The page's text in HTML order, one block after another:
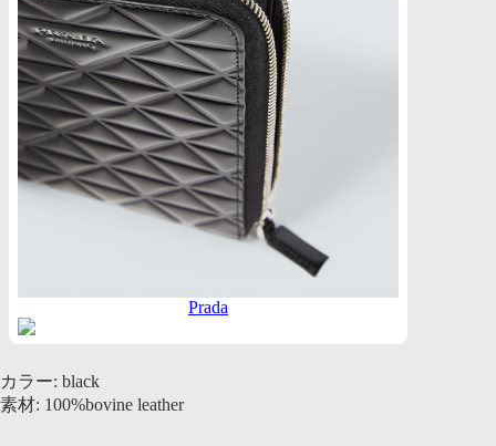
Prada
カラー: black
素材: 100%bovine leather